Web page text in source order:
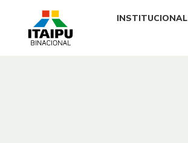
INSTITUCIONAL